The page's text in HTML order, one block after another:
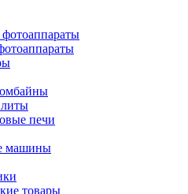
печи
машины
товары